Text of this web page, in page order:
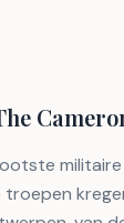
troepen